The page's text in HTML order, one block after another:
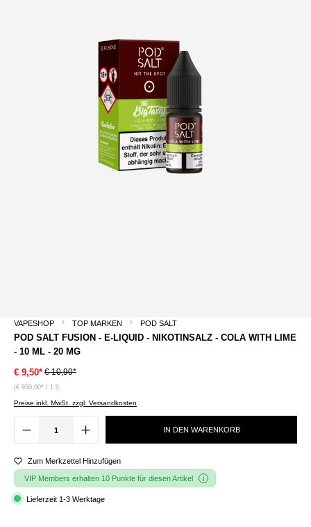
VAPESHOP TOP MARKEN POD SALT
POD SALT FUSION - E-LIQUID - NIKOTINSALZ - COLA WITH LIME
- 10 ML - 20 MG
€ 9,50* € 10,90*
(€ 950,00* / 1 l)
Preise inkl. MwSt. zzgl. Versandkosten
IN DEN WARENKORB
Zum Merkzettel Hinzufügen
VIP Members erhalten 10 Punkte für diesen Artikel
Lieferzeit 1-3 Werktage